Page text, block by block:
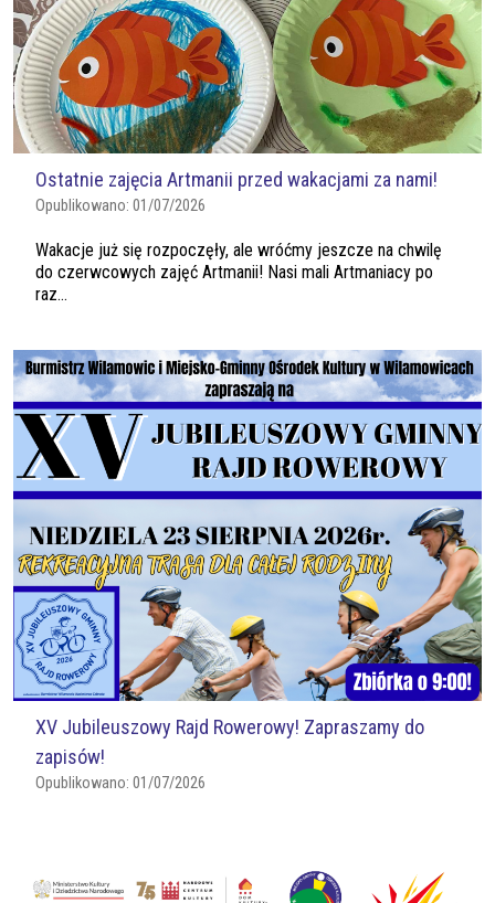
Ostatnie zajęcia Artmanii przed wakacjami za nami!
Opublikowano: 01/07/2026
Wakacje już się rozpoczęły, ale wróćmy jeszcze na chwilę
do czerwcowych zajęć Artmanii! Nasi mali Artmaniacy po
raz...
XV Jubileuszowy Rajd Rowerowy! Zapraszamy do
zapisów!
Opublikowano: 01/07/2026